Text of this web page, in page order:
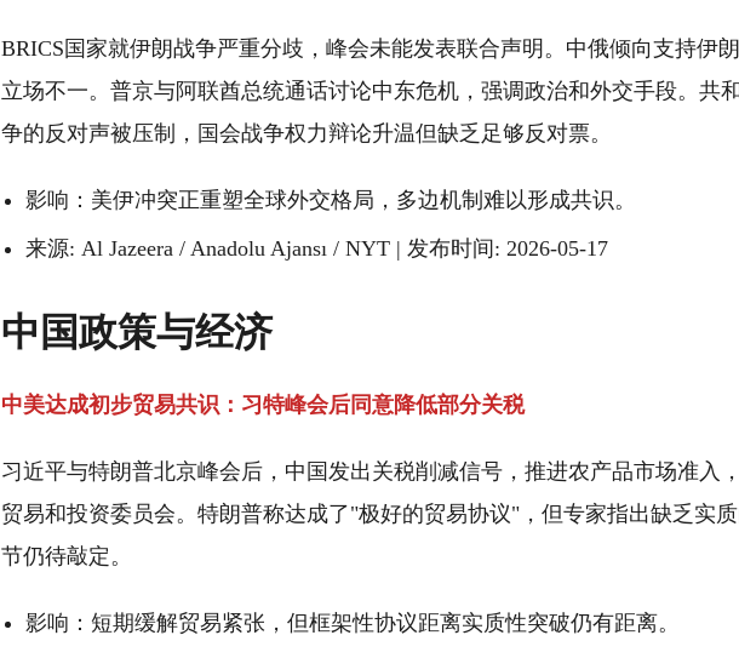
BRICS国家就伊朗战争严重分歧，峰会未能发表联合声明。中俄倾向支持伊
立场不一。普京与阿联酋总统通话讨论中东危机，强调政治和外交手段。共
争的反对声被压制，国会战争权力辩论升温但缺乏足够反对票。
影响：美伊冲突正重塑全球外交格局，多边机制难以形成共识。
来源: Al Jazeera / Anadolu Ajansı / NYT | 发布时间: 2026-05-17
中国政策与经济
中美达成初步贸易共识：习特峰会后同意降低部分关税
习近平与特朗普北京峰会后，中国发出关税削减信号，推进农产品市场准入
贸易和投资委员会。特朗普称达成了"极好的贸易协议"，但专家指出缺乏实
节仍待敲定。
影响：短期缓解贸易紧张，但框架性协议距离实质性突破仍有距离。